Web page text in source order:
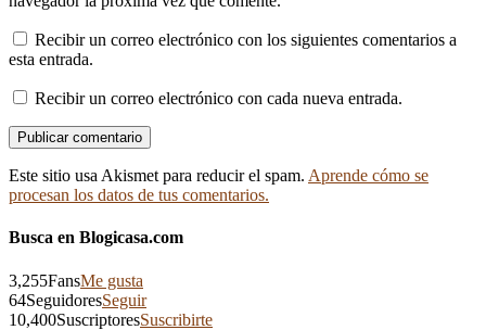
Recibir un correo electrónico con los siguientes comentarios a
esta entrada.
Recibir un correo electrónico con cada nueva entrada.
Este sitio usa Akismet para reducir el spam. Aprende cómo se
procesan los datos de tus comentarios.
Busca en Blogicasa.com
3,255FansMe gusta
64SeguidoresSeguir
10,400SuscriptoresSuscribirte